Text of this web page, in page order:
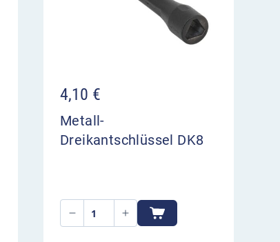
4,10 €
Metall-
Dreikantschlüssel DK8